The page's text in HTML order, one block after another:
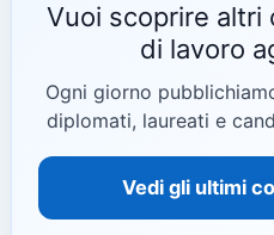
Vuoi scoprire
di lavoro
Ogni giorno
diplomati, laureati e
Vedi gli ultimi